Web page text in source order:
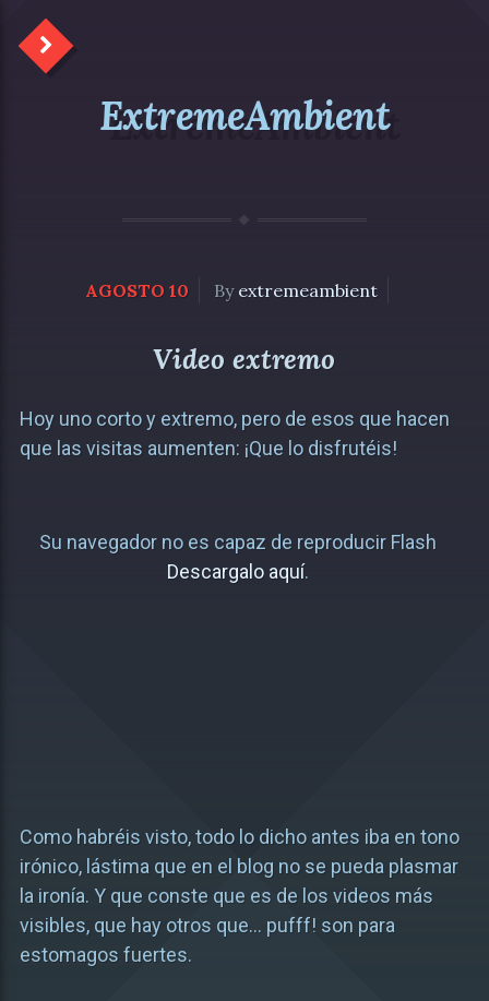
ExtremeAmbient
AGOSTO 10 By extremeambient
Video extremo
Hoy uno corto y extremo, pero de esos que hacen
que las visitas aumenten: ¡Que lo disfrutéis!
Su navegador no es capaz de reproducir Flash
Descargalo aquí.
Como habréis visto, todo lo dicho antes iba en tono
irónico, lástima que en el blog no se pueda plasmar
la ironía. Y que conste que es de los videos más
visibles, que hay otros que… pufff! son para
estomagos fuertes.